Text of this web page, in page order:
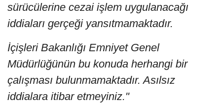
sürücülerine cezai işlem uygulanacağı
iddiaları gerçeği yansıtmamaktadır.
İçişleri Bakanlığı Emniyet Genel
Müdürlüğünün bu konuda herhangi bir
çalışması bulunmamaktadır. Asılsız
iddialara itibar etmeyiniz."